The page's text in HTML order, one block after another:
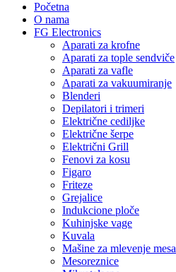
Početna
O nama
FG Electronics
Aparati za krofne
Aparati za tople sendviče
Aparati za vafle
Aparati za vakuumiranje
Blenderi
Depilatori i trimeri
Električne cediljke
Električne šerpe
Električni Grill
Fenovi za kosu
Figaro
Friteze
Grejalice
Indukcione ploče
Kuhinjske vage
Kuvala
Mašine za mlevenje mesa
Mesoreznice